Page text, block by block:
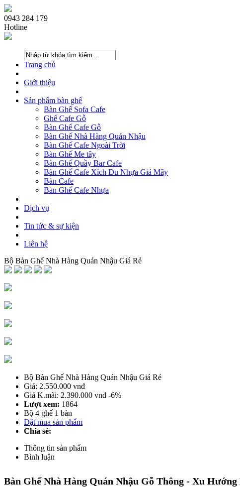
0943 284 179
Hotline
Trang chủ
Giới thiệu
Sản phẩm bàn ghế
Bàn Ghế Sofa Cafe
Ghế Cafe Gỗ
Bàn Ghế Cafe Gỗ
Bàn Ghế Nhà Hàng Quán Nhậu
Bàn Ghế Cafe Ngoài Trời
Bàn Ghế Me tây
Bàn Ghế Quầy Bar Cafe
Bàn Ghế Cafe Xích Đu Nhựa Giả Mây
Bàn Cafe
Bàn Ghế Cafe Nhựa
Dịch vụ
Tin tức & sự kiện
Liên hệ
Bộ Bàn Ghế Nhà Hàng Quán Nhậu Giá Rẻ
Bộ Bàn Ghế Nhà Hàng Quán Nhậu Giá Rẻ
Giá: 2.550.000 vnđ
Giá K.mãi: 2.390.000 vnđ -6%
Lượt xem: 1864
Bộ 4 ghế 1 bàn
Đặt mua sản phẩm
Chia sẻ:
Thông tin sản phẩm
Bình luận
Bàn Ghế Nhà Hàng Quán Nhậu Gỗ Thông - Xu